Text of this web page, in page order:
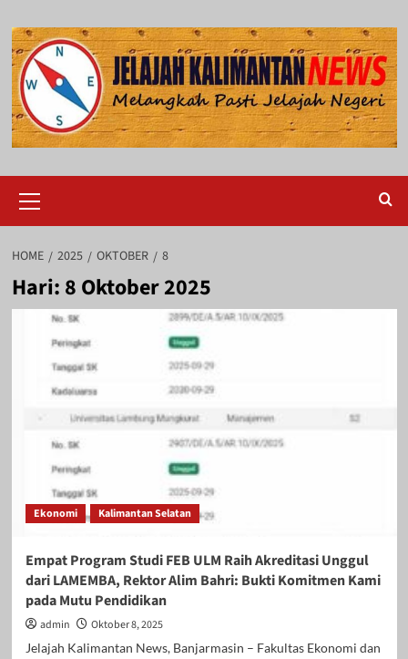
to
content
Menu
HOME 2025 OKTOBER 8
Hari: 8 Oktober 2025
Ekonomi Kalimantan Selatan
Empat Program Studi FEB ULM Raih Akreditasi Unggul
dari LAMEMBA, Rektor Alim Bahri: Bukti Komitmen Kami
pada Mutu Pendidikan
admin
Oktober 8, 2025
Jelajah Kalimantan News, Banjarmasin – Fakultas Ekonomi dan